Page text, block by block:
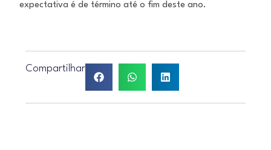
expectativa é de término até o fim deste ano.
Compartilhar